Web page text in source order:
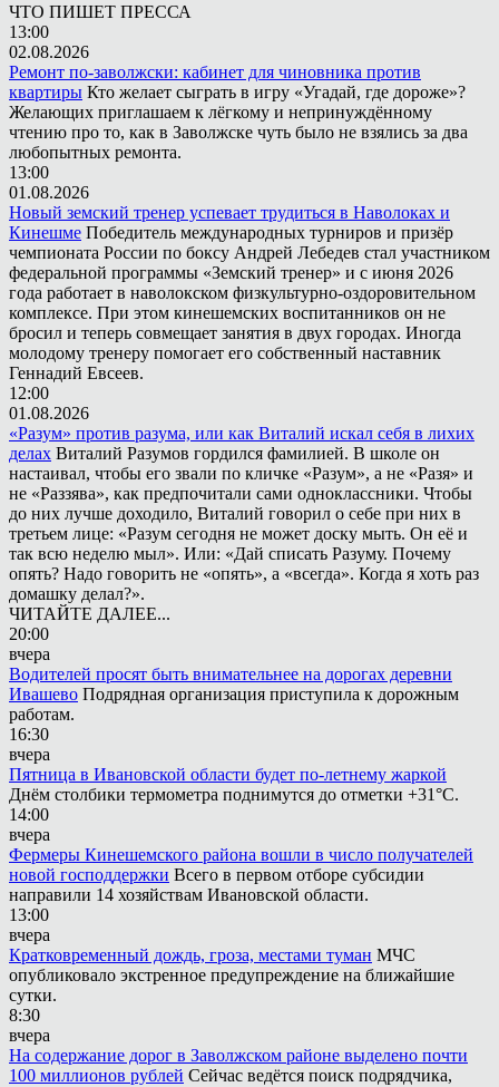
ЧТО ПИШЕТ ПРЕССА
13:00
02.08.2026
Ремонт по-заволжски: кабинет для чиновника против
квартиры Кто желает сыграть в игру «Угадай, где дороже»?
Желающих приглашаем к лёгкому и непринуждённому
чтению про то, как в Заволжске чуть было не взялись за два
любопытных ремонта.
13:00
01.08.2026
Новый земский тренер успевает трудиться в Наволоках и
Кинешме Победитель международных турниров и призёр
чемпионата России по боксу Андрей Лебедев стал участником
федеральной программы «Земский тренер» и с июня 2026
года работает в наволокском физкультурно-оздоровительном
комплексе. При этом кинешемских воспитанников он не
бросил и теперь совмещает занятия в двух городах. Иногда
молодому тренеру помогает его собственный наставник
Геннадий Евсеев.
12:00
01.08.2026
«Разум» против разума, или как Виталий искал себя в лихих
делах Виталий Разумов гордился фамилией. В школе он
настаивал, чтобы его звали по кличке «Разум», а не «Разя» и
не «Раззява», как предпочитали сами одноклассники. Чтобы
до них лучше доходило, Виталий говорил о себе при них в
третьем лице: «Разум сегодня не может доску мыть. Он её и
так всю неделю мыл». Или: «Дай списать Разуму. Почему
опять? Надо говорить не «опять», а «всегда». Когда я хоть раз
домашку делал?».
ЧИТАЙТЕ ДАЛЕЕ...
20:00
вчера
Водителей просят быть внимательнее на дорогах деревни
Ивашево Подрядная организация приступила к дорожным
работам.
16:30
вчера
Пятница в Ивановской области будет по-летнему жаркой
Днём столбики термометра поднимутся до отметки +31°С.
14:00
вчера
Фермеры Кинешемского района вошли в число получателей
новой господдержки Всего в первом отборе субсидии
направили 14 хозяйствам Ивановской области.
13:00
вчера
Кратковременный дождь, гроза, местами туман МЧС
опубликовало экстренное предупреждение на ближайшие
сутки.
8:30
вчера
На содержание дорог в Заволжском районе выделено почти
100 миллионов рублей Сейчас ведётся поиск подрядчика,